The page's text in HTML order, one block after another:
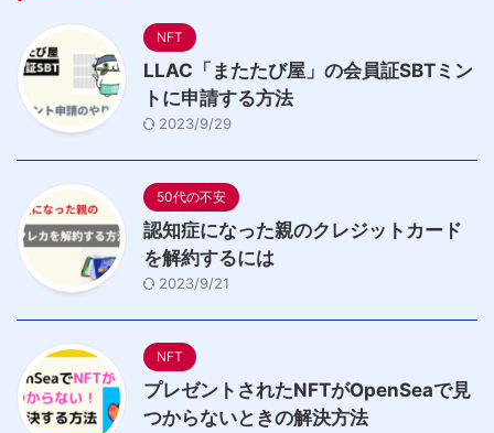
NFT
LLAC「またたび屋」の会員証SBTミン
トに申請する方法
2023/9/29
50代の不安
認知症になった親のクレジットカード
を解約するには
2023/9/21
NFT
プレゼントされたNFTがOpenSeaで見
つからないときの解決方法